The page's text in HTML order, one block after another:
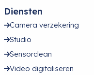
Diensten
Camera verzekering
Studio
Sensorclean
Video digitaliseren